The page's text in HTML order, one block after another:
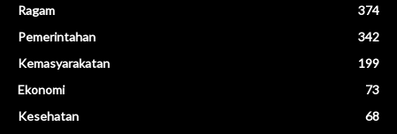
Ragam
374
Pemerintahan
342
Kemasyarakatan
199
Ekonomi
73
Kesehatan
68